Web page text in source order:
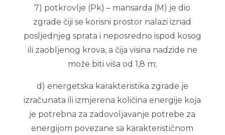
7) potkrovlje (Pk) – mansarda (M) je dio
zgrade čiji se korisni prostor nalazi iznad
posljednjeg sprata i neposredno ispod kosog
ili zaobljenog krova, a čija visina nadzide ne
može biti viša od 1,8 m;
d) energetska karakteristika zgrade je
izračunata ili izmjerena količina energije koja
je potrebna za zadovoljavanje potrebe za
energijom povezane sa karakterističnom